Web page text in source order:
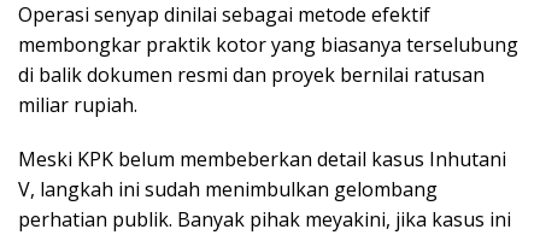
Operasi senyap dinilai sebagai metode efektif
membongkar praktik kotor yang biasanya terselubung
di balik dokumen resmi dan proyek bernilai ratusan
miliar rupiah.
Meski KPK belum membeberkan detail kasus Inhutani
V, langkah ini sudah menimbulkan gelombang
perhatian publik. Banyak pihak meyakini, jika kasus ini